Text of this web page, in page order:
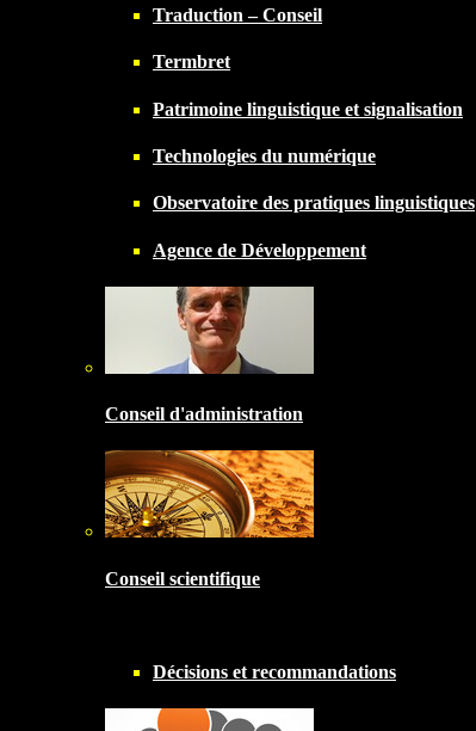
Traduction – Conseil
Termbret
Patrimoine linguistique et signalisation
Technologies du numérique
Observatoire des pratiques linguistiques
Agence de Développement
Conseil d'administration
Conseil scientifique
Décisions et recommandations